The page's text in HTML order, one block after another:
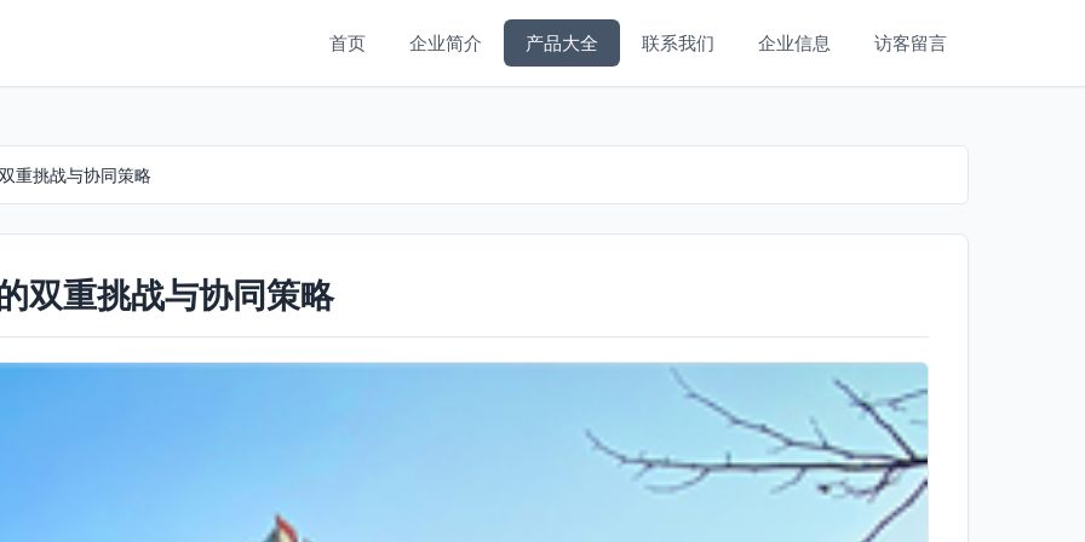
首页 企业简介 产品大全 联系我们 企业信息 访客留言
重挑战与协同策略
双重挑战与协同策略